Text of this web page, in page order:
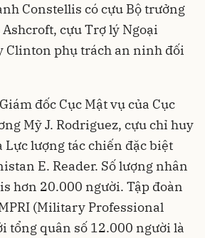
Constellis có cựu Bộ trưởng
cựu Trợ lý Ngoại
Clinton phụ trách an ninh đối
đốc Cục Mật vụ của Cục
Mỹ J. Rodriguez, cựu chỉ huy
Lực lượng tác chiến đặc biệt
E. Reader. Số lượng nhân
hơn 20.000 người. Tập đoàn
(Military Professional
tổng quân số 12.000 người là